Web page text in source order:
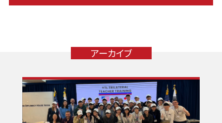
アーカイブ